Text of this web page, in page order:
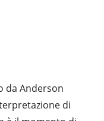
da Anderson
di